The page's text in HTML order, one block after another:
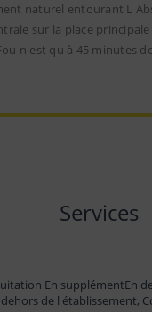
naturel entourant L
sur la place
n est qu à 45 minutes
Services
En supplémentEn
de l établissement,